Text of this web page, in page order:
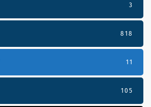
3
818
11
105